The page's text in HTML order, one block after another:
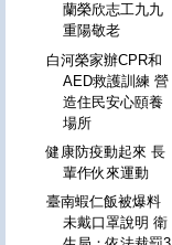
蘭榮欣志工九九
重陽敬老
白河榮家辦CPR和
AED救護訓練 營
造住民安心頤養
場所
健康防疫動起來 長
輩作伙來運動
臺南蝦仁飯被爆料
未戴口罩說明 衛